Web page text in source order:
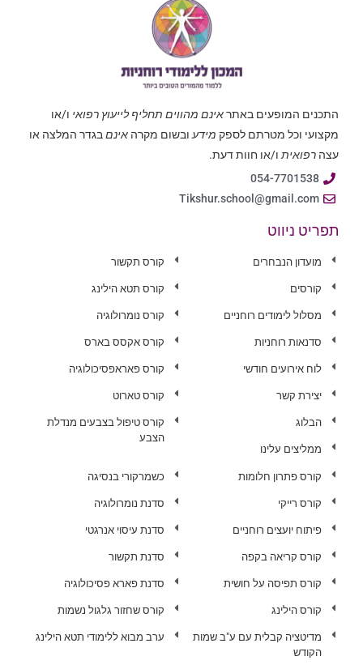
התכנים המופעים באתראינם מהווים תחליף לייעוץ רפואי ו/או
מקצועי וכל מטרתם לספק מידעובשום מקרה אינםבגדר המלצה או
עצה רפואיתו/או חוות דעת.
054-7701538
Tikshur.school@gmail.com
תפריט ניווט
מועדון הנבחרים
קורסים
מסלול לימודים רוחניים
סדנאות רוחניות
לוח אירועים חודשי
יצירת קשר
הבלוג
ממליצים עלינו
קורס תקשור
קורס תטא הילינג
קורס נומרולוגיה
קורס אקסס בארס
קורס פאראפסיכולוגיה
קורס טארוט
קורס טיפול בצבעים מנדלת
הצבע
קורס פתרון חלומות
קורס רייקי
פיתוח יועצים רוחניים
קורס קריאה בקפה
קורס תפיסה על חושית
קורס הילינג
מדיטציה קבלית עם ע"ב שמות
הקודש
כשמרקורי בנסיגה
סדנת נומרולוגיה
סדנת עיסוי אנרגטי
סדנת תקשור
סדנת פארא פסיכולוגיה
קורס שחזור גלגול נשמות
ערב מבוא ללימודי תטא הילינג